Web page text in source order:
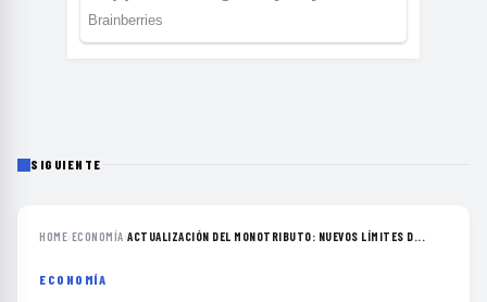
SIGUIENTE
HOME›ECONOMÍA›ACTUALIZACIÓN DEL MONOTRIBUTO: NUEVOS LÍMITES D...
ECONOMÍA